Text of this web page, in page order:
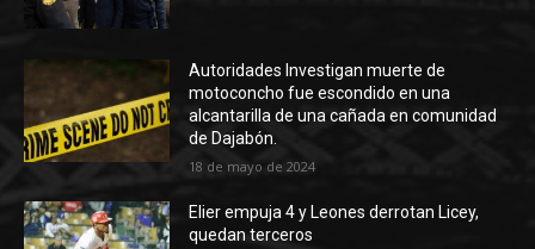
Autoridades Investigan muerte de
motoconcho fue escondido en una
alcantarilla de una cañada en comunidad
de Dajabón.
18 de mayo de 2024
Elier empuja 4 y Leones derrotan Licey,
quedan terceros